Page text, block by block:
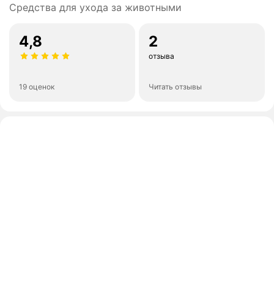
Средства для ухода за животными
4,8
19 оценок
2
отзыва
Читать отзывы